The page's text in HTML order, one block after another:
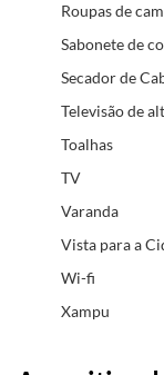
Roupas de
Sabonete de
Secador de
Televisão de
Toalhas
TV
Varanda
Vista para a
Wi-fi
Xampu